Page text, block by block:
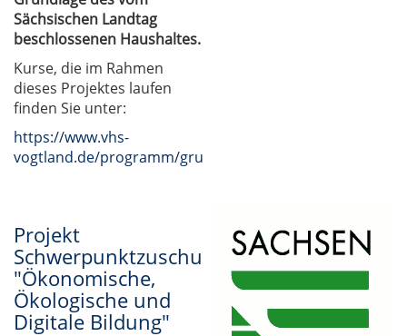
Sächsischen Landtag
beschlossenen Haushaltes.
Kurse, die im Rahmen
dieses Projektes laufen
finden Sie unter:
https://www.vhs-
vogtland.de/programm/grundbildung/#inhalt
Projekt
Schwerpunktzuschuss
"Ökonomische,
Ökologische und
Digitale Bildung"